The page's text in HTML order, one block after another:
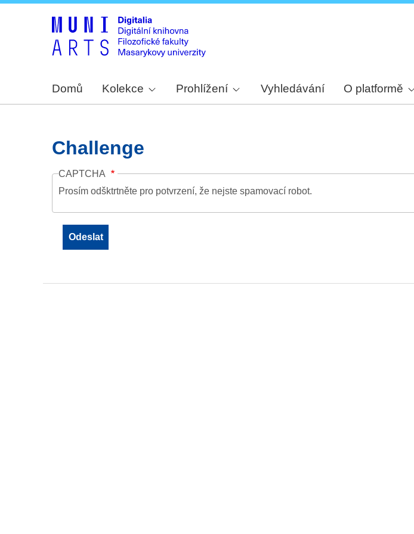
Domů Kolekce Prohlížení Vyhledávání O platformě
Challenge
CAPTCHA
Prosím odšktrtněte pro potvrzení, že nejste spamovací robot.